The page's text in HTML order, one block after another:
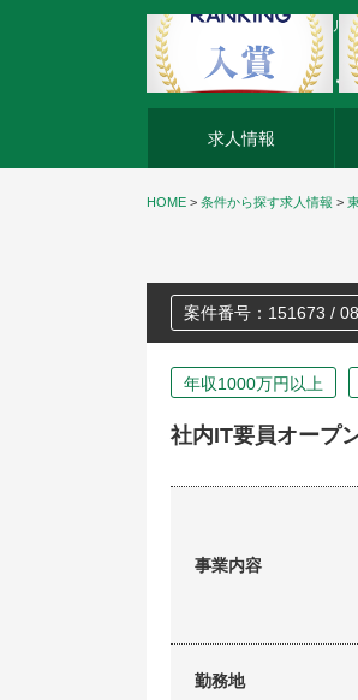
外資系企業の転職・キャリ
求人情報
HOME > 条件から探す求人情報 >
案件番号：151673 /
年収1000万円以上
社内IT要員オープ
事業内容
勤務地